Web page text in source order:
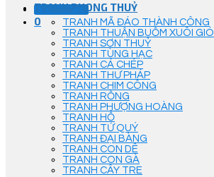
Góc Tư Vấn
0
TRANH PHONG THUỶ
TRANH MÃ ĐÁO THÀNH CÔNG
TRANH THUẬN BUỒM XUÔI GIÓ
TRANH SƠN THUỶ
TRANH TÙNG HẠC
TRANH CÁ CHÉP
TRANH THƯ PHÁP
TRANH CHIM CÔNG
TRANH RỒNG
TRANH PHƯỢNG HOÀNG
TRANH HỔ
TRANH TỨ QUÝ
TRANH ĐẠI BÀNG
TRANH CON DÊ
TRANH CON GÀ
TRANH CÂY TRE